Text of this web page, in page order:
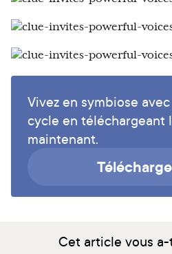
Vivez en symbiose
cycle en téléchargeant
maintenant.
Cet article vous